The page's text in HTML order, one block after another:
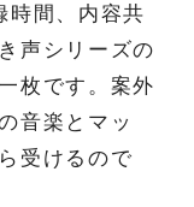
時間、内容共
声シリーズの
枚です。案外
音楽とマッ
受けるので